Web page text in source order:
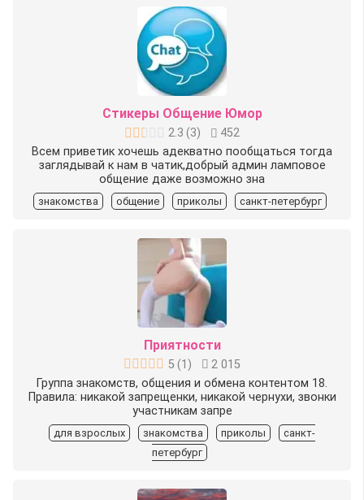
Стикеры Общение Юмор
2.3 (3)
452
Всем приветик хочешь адекватно пообщаться тогда
заглядывай к нам в чатик,добрый админ ламповое
общение даже возможно зна
знакомства общение приколы санкт-петербург
Приятности
5 (1 )
2 015
Группа знакомств, общения и обмена контентом 18.
Правила: никакой запрещенки, никакой чернухи, звонки
участникам запре
для взрослых знакомства приколы
санкт-
петербург